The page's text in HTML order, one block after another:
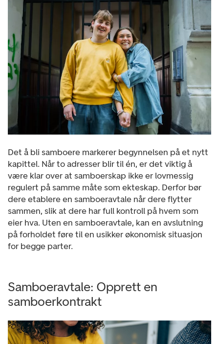
Det å bli samboere markerer begynnelsen på et nytt
kapittel. Når to adresser blir til én, er det viktig å
være klar over at samboerskap ikke er lovmessig
regulert på samme måte som ekteskap. Derfor bør
dere etablere en samboeravtale når dere flytter
sammen, slik at dere har full kontroll på hvem som
eier hva. Uten en samboeravtale, kan en avslutning
på forholdet føre til en usikker økonomisk situasjon
for begge parter.
Samboeravtale: Opprett en
samboerkontrakt